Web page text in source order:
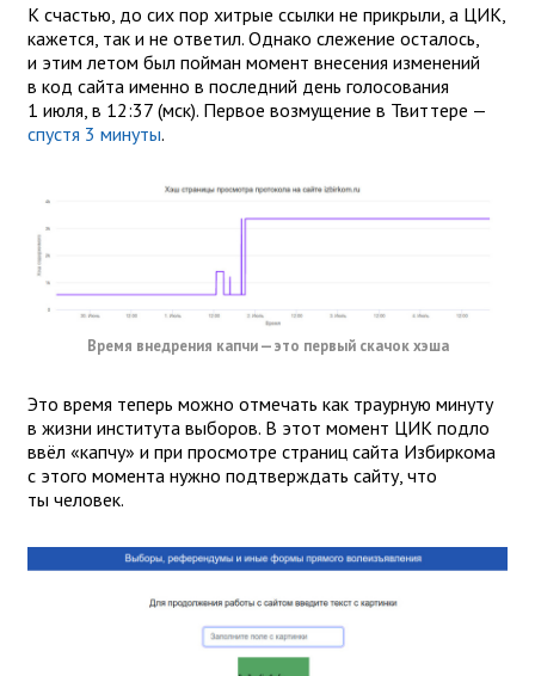
К счастью, до сих пор хитрые ссылки не прикрыли, а ЦИК,
кажется, так и не ответил. Однако слежение осталось,
и этим летом был пойман момент внесения изменений
в код сайта именно в последний день голосования
1 июля, в 12:37 (мск). Первое возмущение в Твиттере —
спустя 3 минуты.
Время внедрения капчи — это первый скачок хэша
Это время теперь можно отмечать как траурную минуту
в жизни института выборов. В этот момент ЦИК подло
ввёл «капчу» и при просмотре страниц сайта Избиркома
с этого момента нужно подтверждать сайту, что
ты человек.